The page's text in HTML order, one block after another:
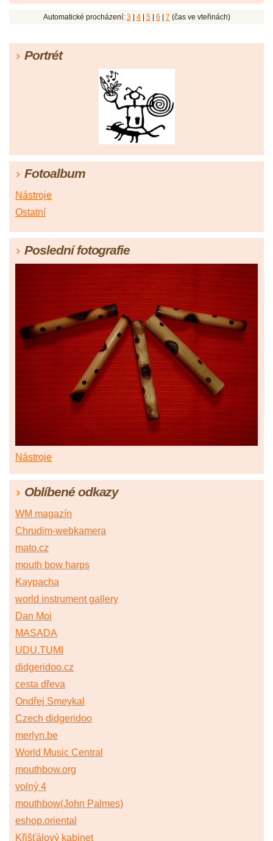
Automatické procházení: 3 4| 5| 6 7 (čas ve vteřinách)
Portrét
Fotoalbum
Nástroje
Ostatní
Poslední fotografie
Nástroje
Oblíbené odkazy
WM magazín
Chrudim-webkamera
mato.cz
mouth bow harps
Kaypacha
world instrument gallery
Dan Moi
MASADA
UDU.TUMI
didgeridoo.cz
cesta dřeva
Ondřej Smeykal
Czech didgeridoo
merlyn.be
World Music Central
mouthbow.org
volný 4
mouthbow(John Palmes)
eshop.oriental
Křišťálový kabinet